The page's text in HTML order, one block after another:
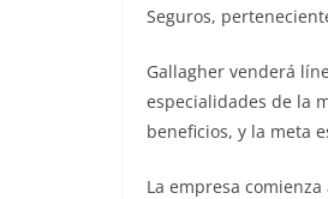
Seguros,
Gallagher venderá
especialidades de la
beneficios, y la meta
La empresa